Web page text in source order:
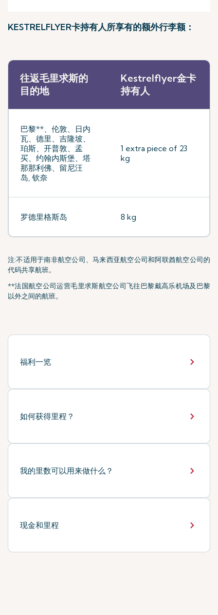
KESTRELFLYER卡持有人所享有的额外行李额：
往返毛里求斯的
目的地
Kestrelflyer金卡
持有人
巴黎**、伦敦、日内
瓦、德里、吉隆坡、
珀斯、开普敦、孟
买、约翰内斯堡、塔
那那利佛、留尼汪
岛, 钦奈
1 extra piece of 23
kg
罗德里格斯岛 8 kg
注:不适用于南非航空公司、马来西亚航空公司和阿联酋航空公司的
代码共享航班。
**法国航空公司运营毛里求斯航空公司飞往巴黎戴高乐机场及巴黎
以外之间的航班。
福利一览
如何获得里程？
我的里数可以用来做什么？
现金和里程